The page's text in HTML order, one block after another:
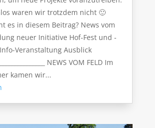
waren wir trotzdem nicht 🙂
es in diesem Beitrag? News vom
neuer Initiative Hof-Fest und -
Veranstaltung Ausblick
NEWS VOM FELD Im
kamen wir...